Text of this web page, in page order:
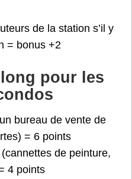
de la station s’il y
= bonus +2
pour les
bureau de vente de
= 6 points
de peinture,
4 points